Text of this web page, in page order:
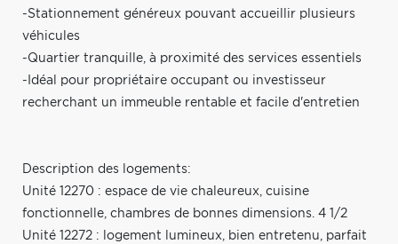
-Stationnement généreux pouvant accueillir plusieurs
véhicules
-Quartier tranquille, à proximité des services essentiels
-Idéal pour propriétaire occupant ou investisseur
recherchant un immeuble rentable et facile d'entretien
Description des logements:
Unité 12270 : espace de vie chaleureux, cuisine
fonctionnelle, chambres de bonnes dimensions. 4 1/2
Unité 12272 : logement lumineux, bien entretenu, parfait